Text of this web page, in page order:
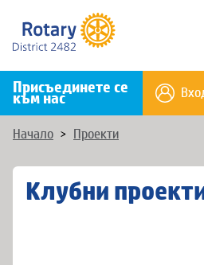
Присъединете се
към нас
Начало > Проекти
Клубни